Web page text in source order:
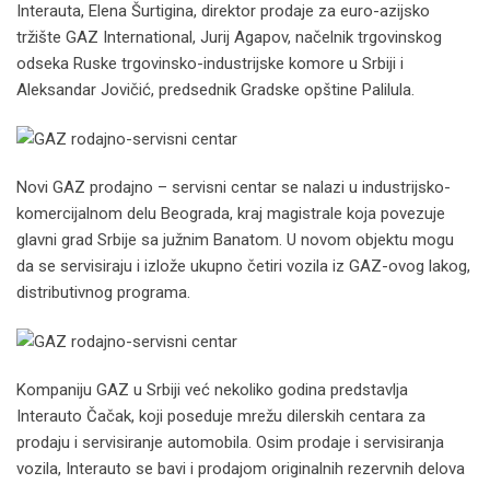
Interauta, Elena Šurtigina, direktor prodaje za euro-azijsko
tržište GAZ International, Jurij Agapov, načelnik trgovinskog
odseka Ruske trgovinsko-industrijske komore u Srbiji i
Aleksandar Jovičić, predsednik Gradske opštine Palilula.
Novi GAZ prodajno – servisni centar se nalazi u industrijsko-
komercijalnom delu Beograda, kraj magistrale koja povezuje
glavni grad Srbije sa južnim Banatom. U novom objektu mogu
da se servisiraju i izlože ukupno četiri vozila iz GAZ-ovog lakog,
distributivnog programa.
Kompaniju GAZ u Srbiji već nekoliko godina predstavlja
Interauto Čačak, koji poseduje mrežu dilerskih centara za
prodaju i servisiranje automobila. Osim prodaje i servisiranja
vozila, Interauto se bavi i prodajom originalnih rezervnih delova